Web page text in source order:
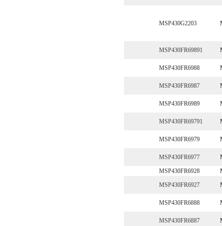
MSP430G2203
MSP430FR69891
MSP430FR6988
MSP430FR6987
MSP430FR6989
MSP430FR69791
MSP430FR6979
MSP430FR6977
MSP430FR6928
MSP430FR6927
MSP430FR6888
MSP430FR6887